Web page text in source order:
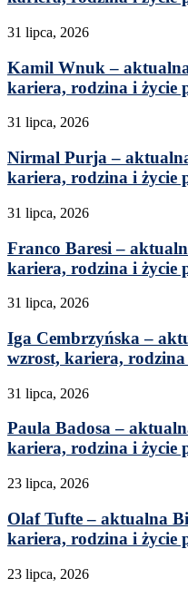
31 lipca, 2026
Kamil Wnuk –
kariera, rodzina i życie
31 lipca, 2026
Nirmal Purja –
kariera, rodzina i życie
31 lipca, 2026
Franco Baresi –
kariera, rodzina i życie
31 lipca, 2026
Iga Cembrzyńska –
wzrost, kariera,
31 lipca, 2026
Paula Badosa –
kariera, rodzina i życie
23 lipca, 2026
Olaf Tufte – aktualna
kariera, rodzina i życie
23 lipca, 2026